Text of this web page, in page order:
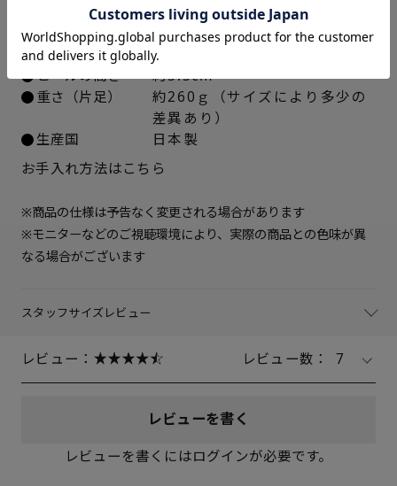
24cm × 在庫なし
24.5cm △ 概ね１週間後に発送
△ 概ね１週間後に発送
25.5cm × 在庫なし
アッパー素材
ゴート革シュリンクパール加工
中敷き
合成皮革
ソール素材
EVA合成ゴム
ヒールの高さ
約5.5cm
重さ（片足）
約260ｇ（サイズにより多少の
差異あり）
生産国
日本製
お手入れ方法はこちら
※商品の仕様は予告なく変更される場合があります
※モニターなどのご視聴環境により、実際の商品との色味が異
なる場合がございます
スタッフサイズレビュー
レビュー： レビュー数： 7
レビューを書く
レビューを書くにはログインが必要です。